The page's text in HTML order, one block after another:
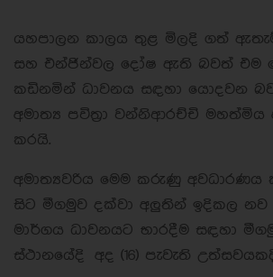
යහපාලන කාලය තුළ මිලදි ගත්
සහ එන්ජින්වල දෝෂ ඇති බවත් එම
කඩිනමින් ධාවනය සඳහා යොදවන
අමාත්‍ය පවිත්‍රා වන්නිආරච්චි මහත්මිය
කරයි.
අමාත්‍යවරිය මෙම කරුණු අවධාරණය
සිට මීගමුව දක්වා අලුතින් ඉදිකල නව
මාර්ගය ධාවනයට භාරදීම සඳහා
ස්ථානයේදි අද (16) පැවැති